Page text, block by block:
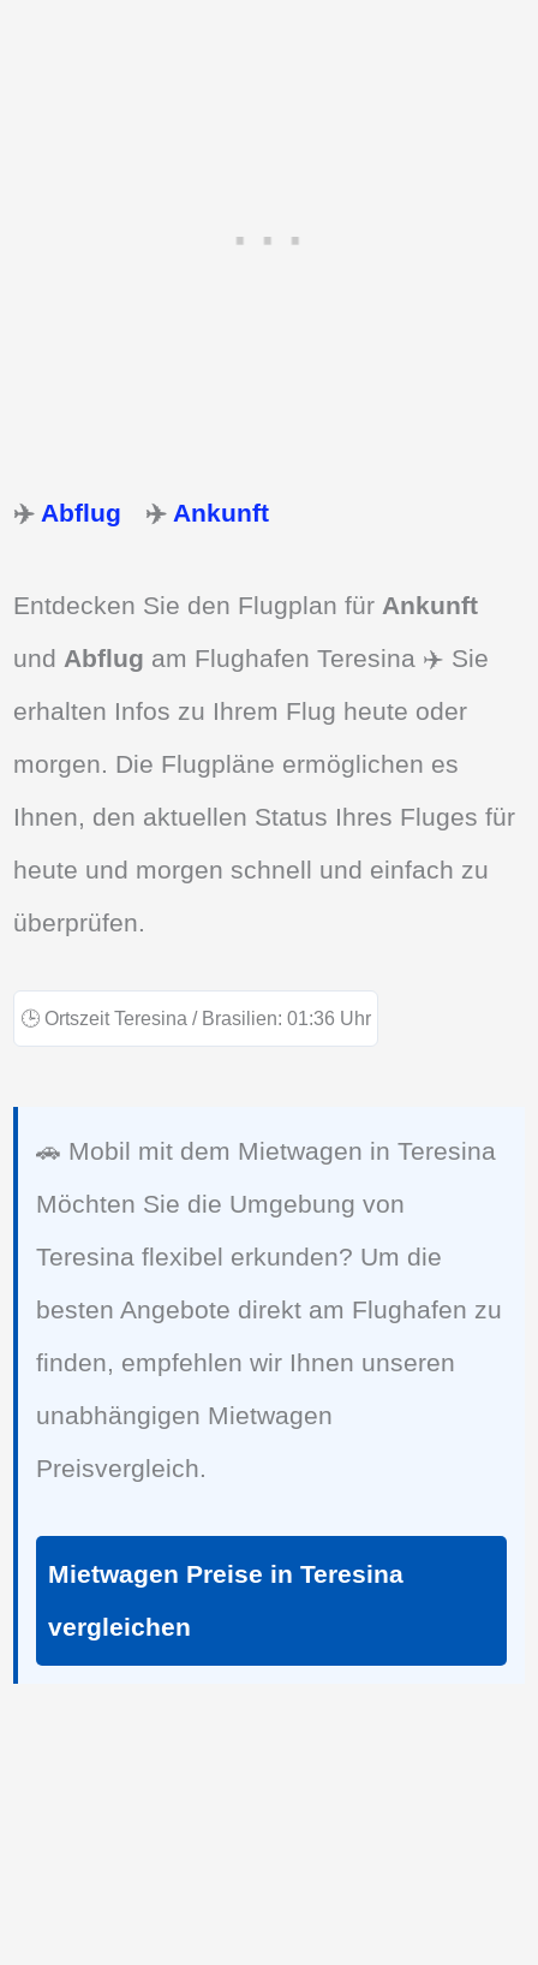
✈️ Abflug ✈️ Ankunft
Entdecken Sie den Flugplan für Ankunft
und Abflug am Flughafen Teresina ✈️ Sie
erhalten Infos zu Ihrem Flug heute oder
morgen. Die Flugpläne ermöglichen es
Ihnen, den aktuellen Status Ihres Fluges für
heute und morgen schnell und einfach zu
überprüfen.
🕒 Ortszeit Teresina / Brasilien: 01:36 Uhr
🚗 Mobil mit dem Mietwagen in Teresina
Möchten Sie die Umgebung von
Teresina flexibel erkunden? Um die
besten Angebote direkt am Flughafen zu
finden, empfehlen wir Ihnen unseren
unabhängigen Mietwagen
Preisvergleich.
Mietwagen Preise in Teresina
vergleichen